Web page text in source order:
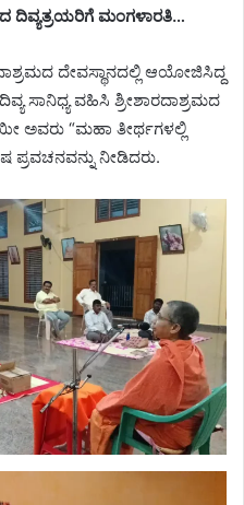
ದಿವ್ಯತ್ರಯರಿಗೆ ಮಂಗಳಾರತಿ…
ದೇವಸ್ಥಾನದಲ್ಲಿ ಆಯೋಜಿಸಿದ್ದ
ಸಾನಿಧ್ಯ ವಹಿಸಿ ಶ್ರೀಶಾರದಾಶ್ರಮದ
ಅವರು “ಮಹಾ ತೀರ್ಥಗಳಲ್ಲಿ
ನೀಡಿದರು.